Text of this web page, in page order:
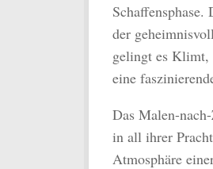
der
gelingt es Klimt,
eine
Das Malen-
in all ihrer
Atmosphäre